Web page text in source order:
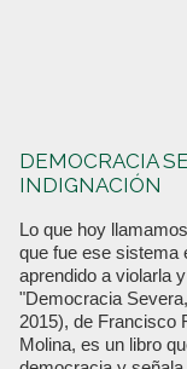
DEMOCRACIA
INDIGNACIÓN
Lo que hoy
que fue ese sistema
aprendido a violarla
"Democracia
2015), de Francisco
Molina, es un libro